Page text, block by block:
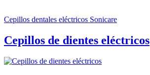
Cepillos dentales eléctricos Sonicare
Cepillos de dientes eléctricos